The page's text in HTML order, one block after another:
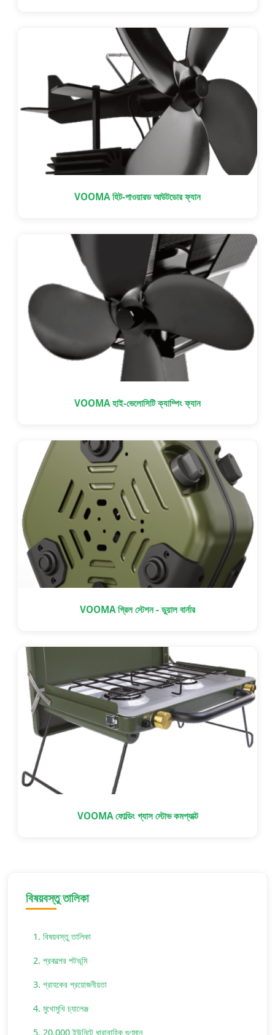
বিষয়বস্তু তালিকা
1. বিষয়বস্তু তালিকা
2. প্রকল্পের পটভূমি
3. গ্রাহকের প্রয়োজনীয়তা
4. মুখোমুখি চ্যালেঞ্জ
5. 20,000 ইউনিটে ধারাবাহিক গুণমান
VOOMA হিট-পাওয়ারড আউটডোর ফ্যান
VOOMA হাই-ভেলোসিটি ক্যাম্পিং ফ্যান
VOOMA গ্রিল স্টেশন - ডুয়াল বার্নার
VOOMA ফোল্ডিং গ্যাস স্টোভ কমপ্যাক্ট